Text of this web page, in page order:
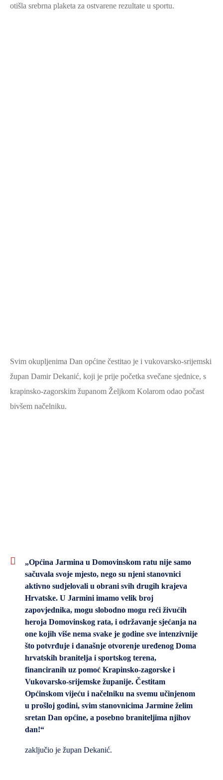
otišla srebrna plaketa za ostvarene rezultate u sportu.
Svim okupljenima Dan općine čestitao je i vukovarsko-srijemski
župan Damir Dekanić, koji je prije početka svečane sjednice, s
krapinsko-zagorskim županom Željkom Kolarom odao počast
bivšem načelniku.
„Općina Jarmina u Domovinskom ratu nije samo
sačuvala svoje mjesto, nego su njeni stanovnici
aktivno sudjelovali u obrani svih drugih krajeva
Hrvatske. U Jarmini imamo velik broj
zapovjednika, mogu slobodno mogu reći živućih
heroja Domovinskog rata, i održavanje sjećanja na
one kojih više nema svake je godine sve intenzivnije
što potvrđuje i današnje otvorenje uređenog Doma
hrvatskih branitelja i sportskog terena,
financiranih uz pomoć Krapinsko-zagorske i
Vukovarsko-srijemske županije. Čestitam
Općinskom vijeću i načelniku na svemu učinjenom
u prošloj godini, svim stanovnicima Jarmine želim
sretan Dan općine, a posebno braniteljima njihov
dan!“
zaključio je župan Dekanić.